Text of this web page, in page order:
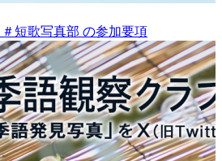
短歌写真部 の参加要項